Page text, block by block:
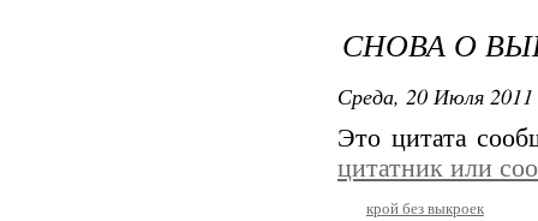
СНОВА О
Среда, 20 Июля
Это цитата
цитатник или
крой без выкроек